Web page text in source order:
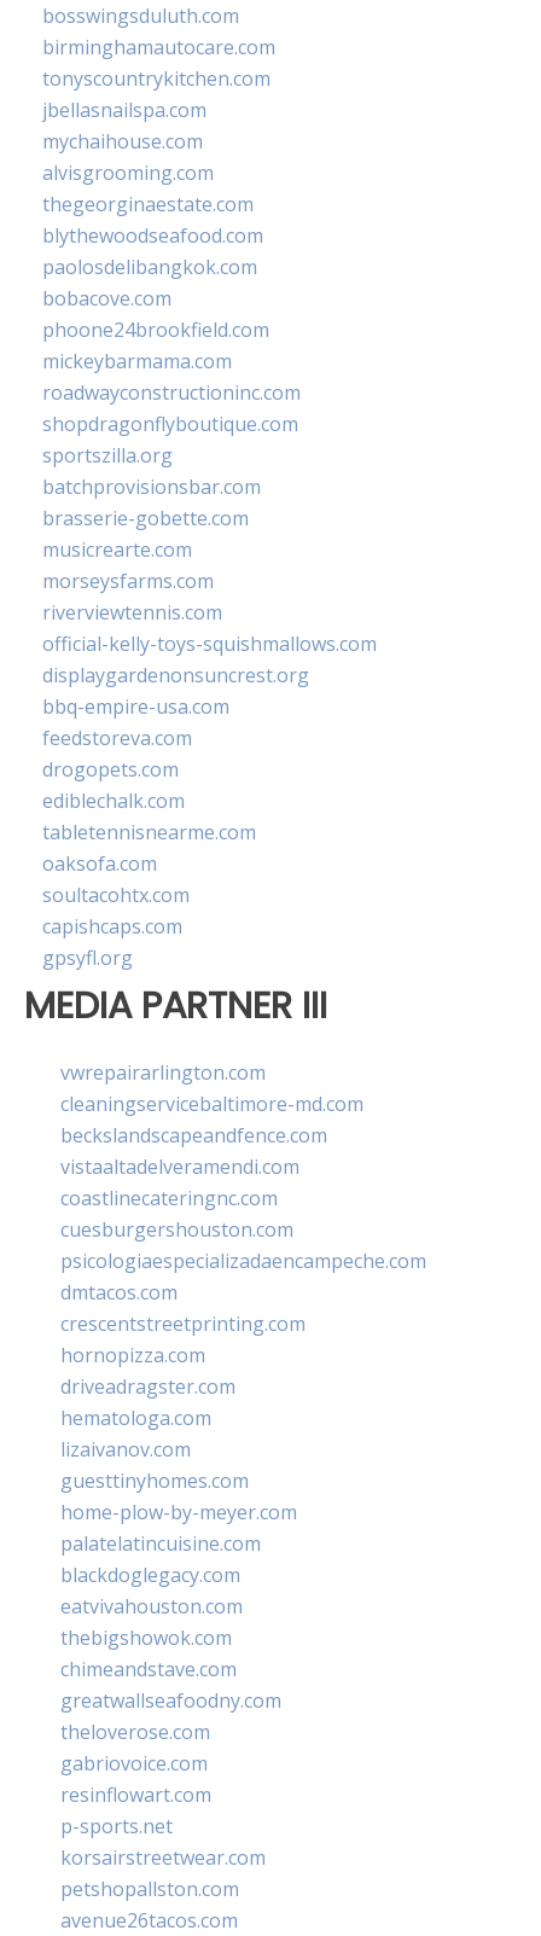
bosswingsduluth.com
birminghamautocare.com
tonyscountrykitchen.com
jbellasnailspa.com
mychaihouse.com
alvisgrooming.com
thegeorginaestate.com
blythewoodseafood.com
paolosdelibangkok.com
bobacove.com
phoone24brookfield.com
mickeybarmama.com
roadwayconstructioninc.com
shopdragonflyboutique.com
sportszilla.org
batchprovisionsbar.com
brasserie-gobette.com
musicrearte.com
morseysfarms.com
riverviewtennis.com
official-kelly-toys-squishmallows.com
displaygardenonsuncrest.org
bbq-empire-usa.com
feedstoreva.com
drogopets.com
ediblechalk.com
tabletennisnearme.com
oaksofa.com
soultacohtx.com
capishcaps.com
gpsyfl.org
MEDIA PARTNER III
vwrepairarlington.com
cleaningservicebaltimore-md.com
beckslandscapeandfence.com
vistaaltadelveramendi.com
coastlinecateringnc.com
cuesburgershouston.com
psicologiaespecializadaencampeche.com
dmtacos.com
crescentstreetprinting.com
hornopizza.com
driveadragster.com
hematologa.com
lizaivanov.com
guesttinyhomes.com
home-plow-by-meyer.com
palatelatincuisine.com
blackdoglegacy.com
eatvivahouston.com
thebigshowok.com
chimeandstave.com
greatwallseafoodny.com
theloverose.com
gabriovoice.com
resinflowart.com
p-sports.net
korsairstreetwear.com
petshopallston.com
avenue26tacos.com